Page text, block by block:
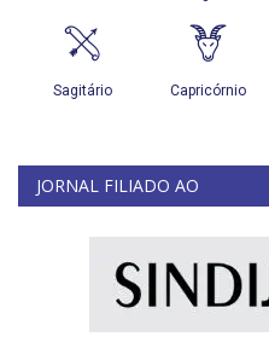
JORNAL FILIADO AO